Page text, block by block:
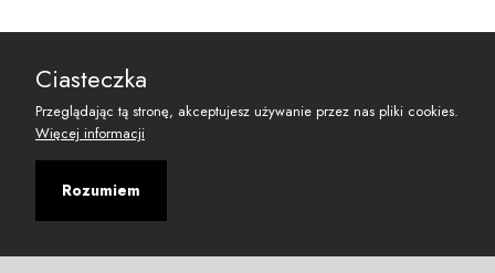
reset@resetobywatelski.pl
Ciasteczka
Przeglądając tą stronę, akceptujesz używanie przez nas pliki cookies.
Więcej informacji
Rozumiem